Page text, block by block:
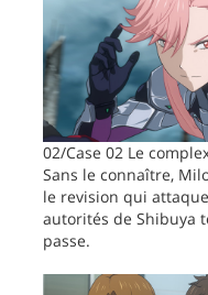
02/Case 02 Le
Sans le connaître,
le revision qui
autorités de Shibuya
passe.